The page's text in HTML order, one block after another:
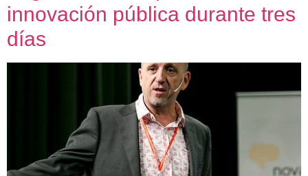
innovación pública durante tres
días